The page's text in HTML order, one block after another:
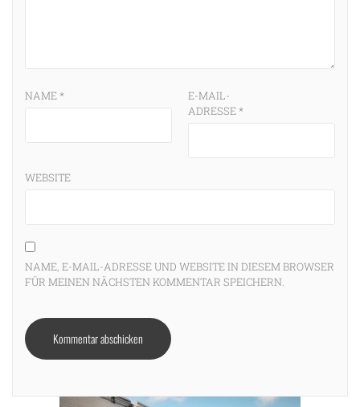
NAME*
E-MAIL-
ADRESSE*
WEBSITE
NAME, E-MAIL-ADRESSE UND WEBSITE IN DIESEM BROWSER
FÜR MEINEN NÄCHSTEN KOMMENTAR SPEICHERN.